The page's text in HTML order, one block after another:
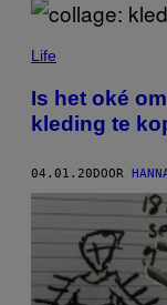
Life
Is het oké
kleding te
04.01.20DOOR